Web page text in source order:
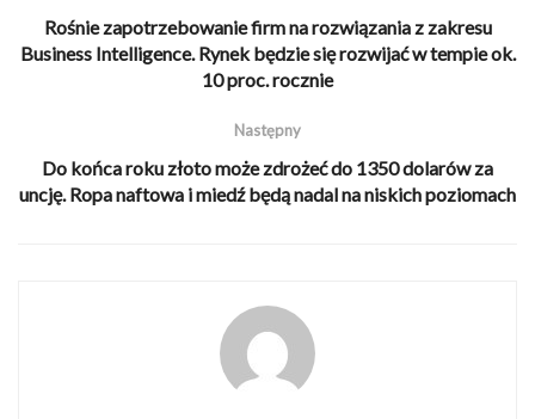
Rośnie zapotrzebowanie firm na rozwiązania z zakresu
Business Intelligence. Rynek będzie się rozwijać w tempie ok.
10 proc. rocznie
Następny
Do końca roku złoto może zdrożeć do 1350 dolarów za
uncję. Ropa naftowa i miedź będą nadal na niskich poziomach